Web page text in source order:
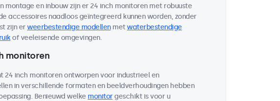
montage en inbouw zijn er 24 inch monitoren met robuuste
accessoires naadloos geïntegreerd kunnen worden, zonder
zijn erweerbestendige modellenmetwaterbestendige
of veeleisende omgevingen.
monitoren
24 inch monitoren ontworpen voor industrieel en
in verschillende formaten en beeldverhoudingen hebben
Benieuwd welke monitorgeschikt is voor u